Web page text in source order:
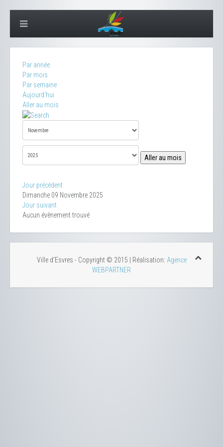
Par année
Par mois
Par semaine
Aujourd'hui
Aller au mois
Aller au mois
Jour précédent
Dimanche 09 Novembre 2025
Jour suivant
Aucun évènement trouvé
Ville d'Esvres - Copyright © 2015 | Réalisation: Agence
WEBPARTNER